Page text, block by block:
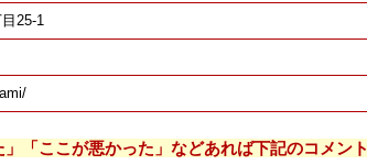
25-1
「ここが悪かった」などあれば下記のコメント